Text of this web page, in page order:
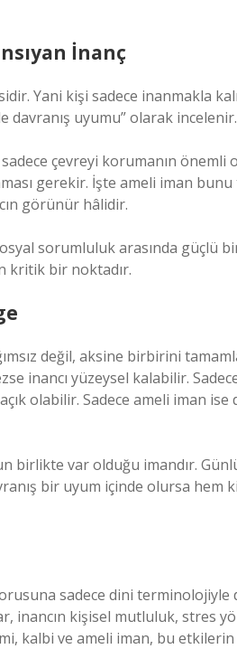
İnanç
Yani kişi sadece inanmakla
davranış uyumu” olarak incelenir.
çevreyi korumanın önemli
gerekir. İşte ameli iman
görünür hâlidir.
sorumluluk arasında güçlü
kritik bir noktadır.
değil, aksine birbirini
inancı yüzeysel kalabilir.
olabilir. Sadece ameli iman
birlikte var olduğu imandır.
bir uyum içinde olursa hem
sadece dini
inancın kişisel mutluluk, stres
ve ameli iman, bu etkilerin